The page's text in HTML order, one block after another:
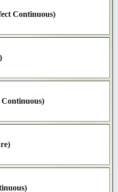
Continuous)
Continuous)